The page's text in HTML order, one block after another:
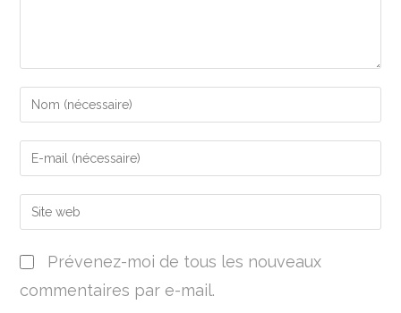
Prévenez-moi de tous les nouveaux
commentaires par e-mail.